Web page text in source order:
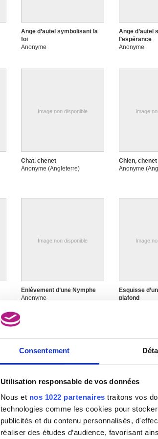
Consentement
Utilisation responsable de vos données
Nous et nos 1022 partenaires traitons vos
technologies comme les cookies pour
publicités et du contenu personnalisés,
réaliser des études d’audience, favorisant
Ange d’autel symbolisant la
foi
Anonyme
Ange d’autel
l’espérance
Anonyme
Image non disponible
Chat, chenet
Anonyme (Angleterre)
Image
Chien, chenet
Anonyme
Image non disponible
Enlèvement d’une Nymphe
Anonyme
Image
Esquisse
plafond
Frise de feuilles d’acanthe
Hibou avec
Anonyme